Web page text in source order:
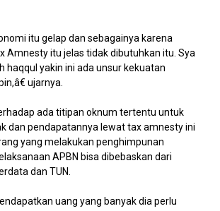
itu gelap dan sebagainya karena
Amnesty itu jelas tidak dibutuhkan itu. Sya
haqqul yakin ini ada unsur kekuatan
ujarnya.
ada titipan oknum tertentu untuk
dan pendapatannya lewat tax amnesty ini
yang melakukan penghimpunan
APBN bisa dibebaskan dari
dan TUN.
uang yang banyak dia perlu